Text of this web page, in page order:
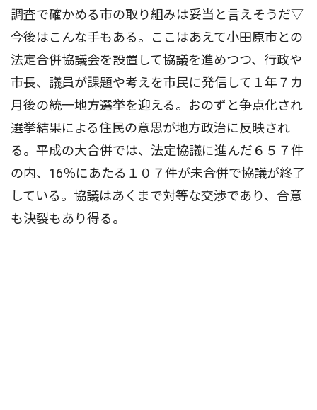
調査で確かめる市の取り組みは妥当と言えそうだ▽
今後はこんな手もある。ここはあえて小田原市との
法定合併協議会を設置して協議を進めつつ、行政や
市長、議員が課題や考えを市民に発信して１年７カ
月後の統一地方選挙を迎える。おのずと争点化され
選挙結果による住民の意思が地方政治に反映され
る。平成の大合併では、法定協議に進んだ６５７件
の内、16％にあたる１０７件が未合併で協議が終了
している。協議はあくまで対等な交渉であり、合意
も決裂もあり得る。